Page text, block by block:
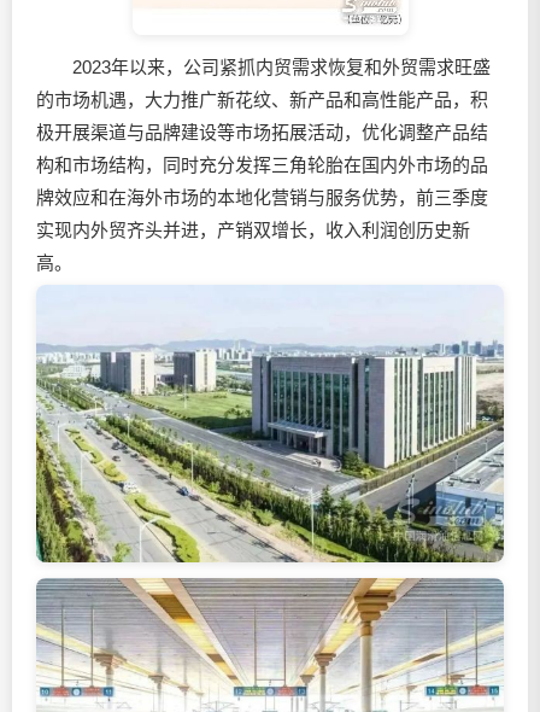
2023年以来，公司紧抓内贸需求恢复和外贸需求旺盛
的市场机遇，大力推广新花纹、新产品和高性能产品，积
极开展渠道与品牌建设等市场拓展活动，优化调整产品结
构和市场结构，同时充分发挥三角轮胎在国内外市场的品
牌效应和在海外市场的本地化营销与服务优势，前三季度
实现内外贸齐头并进，产销双增长，收入利润创历史新
高。